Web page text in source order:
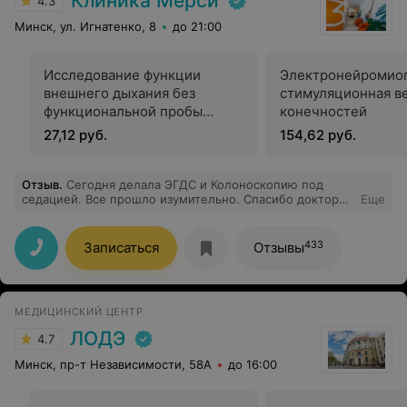
занятий с дефектологом, наш сынок заговорил!)) И в
этом году мы уже идём в первый класс обычной
школы. Что хочу сказать... Уважаемые родители, если
много работать со своим ребёнком? А не ждать "чуда"
от врача. Врач - не волшебник! В первую очередь, всё
зависит от вас самих!
Минск, ул. Игнатенко, 8 до 21:00
Исследование функции
внешнего дыхания без
функциональной пробы
(спирометрия)
27,12 руб.
стимуляционная
конечностей
154,62 руб.
Отзыв. Сегодня делала ЭГДС и Колоноскопию под
седацией. Все прошло изумительно. Спасибо доктору
Вообще медцентр достойный, персонал культурный и
внимательный.
Еще
Записаться Отзывы433
МЕДИЦИНСКИЙ ЦЕНТР
4.7 ЛОДЭ
Минск, пр-т Независимости, 58А до 16:00